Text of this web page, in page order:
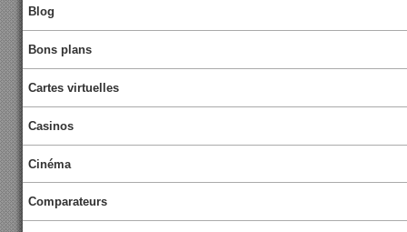
Blog
Bons plans
Cartes virtuelles
Casinos
Cinéma
Comparateurs